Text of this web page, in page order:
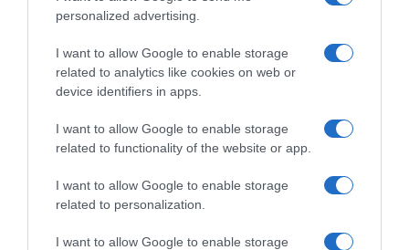
personalized advertising.
I want to allow Google to enable storage
related to analytics like cookies on web or
device identifiers in apps.
I want to allow Google to enable storage
related to functionality of the website or app.
I want to allow Google to enable storage
related to personalization.
I want to allow Google to enable storage
LIFESTYLE
Μαίρη Συνατσάκη: Γιατί έκανε unfollow την
Κατερίνα Καινούργιου – Τι συνέβη ανάμεσά
Όλα όσα αποκάλυψε στον Κωνσταντίνο Βασάλο